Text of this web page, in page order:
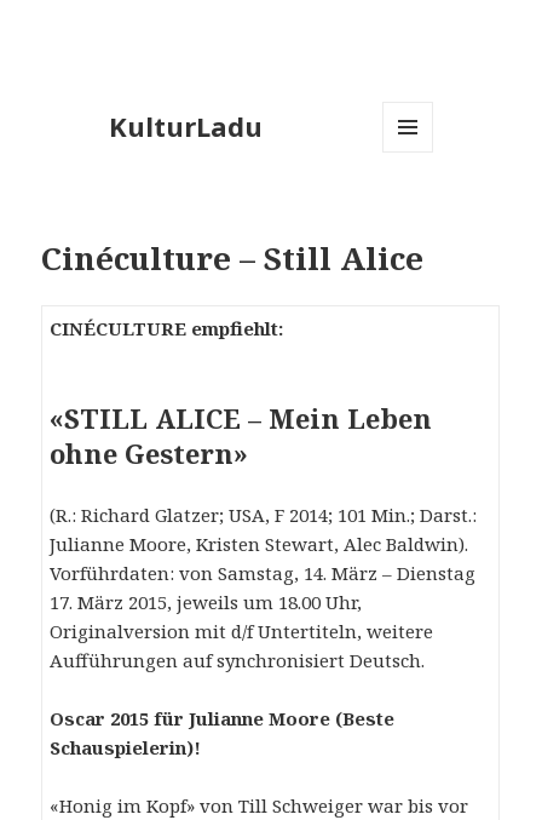
KulturLadu
Cinéculture – Still Alice
CINÉCULTURE empfiehlt:
«STILL ALICE – Mein Leben
ohne Gestern»
(R.: Richard Glatzer; USA, F 2014; 101 Min.; Darst.:
Julianne Moore, Kristen Stewart, Alec Baldwin).
Vorführdaten: von Samstag, 14. März – Dienstag
17. März 2015, jeweils um 18.00 Uhr,
Originalversion mit d/f Untertiteln, weitere
Aufführungen auf synchronisiert Deutsch.
Oscar 2015 für Julianne Moore (Beste
Schauspielerin)!
«Honig im Kopf» von Till Schweiger war bis vor